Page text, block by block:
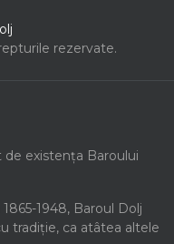
rezervate.
de existența Baroului
1948, Baroul Dolj
tradiție, ca atâtea altele